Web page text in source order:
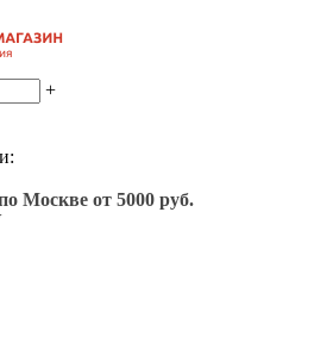
+
Москве от 5000 руб.